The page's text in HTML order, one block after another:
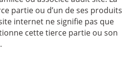
partie ou d’un de ses produits
internet ne signifie pas que
cette tierce partie ou son